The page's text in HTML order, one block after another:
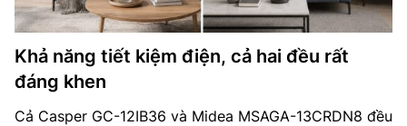
Khả năng tiết kiệm điện, cả hai đều rất
đáng khen
Cả Casper GC-12IB36 và Midea MSAGA-13CRDN8 đều